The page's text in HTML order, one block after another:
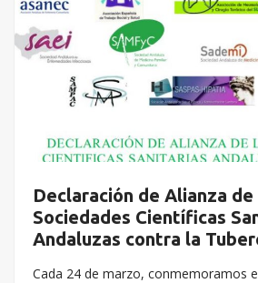
Declaración de Alianza de
Sociedades Científicas
Andaluzas contra la
Cada 24 de marzo, conmemoramos